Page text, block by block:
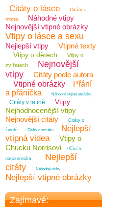
Citáty o lásce
Citáty a
motta
Náhodné vtipy
Nejnovější vtipné obrázky
Vtipy o lásce a sexu
Nejlepší vtipy Vtipné texty
Vtipy o dětech
Vtipy o
zvířatech
Nejnovější
vtipy
Citáty podle autora
Vtipné obrázky
Přání
a přáníčka
Náhodné vtipné obrázky
Citáty v latině Vtipy
Nejhodnocenější vtipy
Nejnovější citáty
Citáty o
životě
Citáty o smutku
Nejlepší
vtipná videa
Vtipy o
Chucku Norrisovi
Přání k
narozeninám
Nejlepší
citáty
Náhodné citáty
Nejlepší vtipné obrázky
Zajímavé: